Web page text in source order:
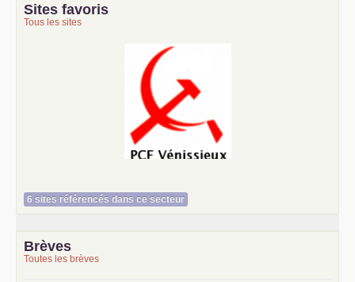
Sites favoris
Tous les sites
Le Vénissian
6 sites référencés dans ce secteur
Brèves
Toutes les brèves